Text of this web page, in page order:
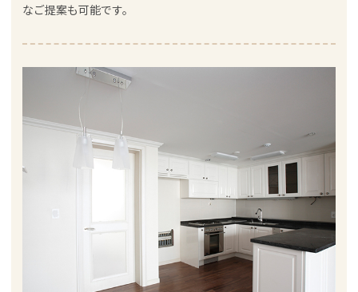
なご提案も可能です。